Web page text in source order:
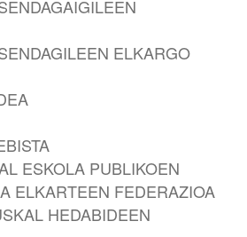
ELKARGO
ESKOLA PUBLIKOEN
ELKARTEEN FEDERAZIOA
HEDABIDEEN